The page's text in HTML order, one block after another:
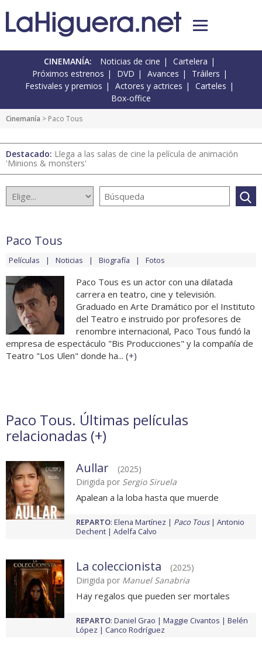
CINEMANÍA: Noticias de cine
Cartelera
Próximos estrenos
DVD Avances
Tráilers
Festivales y premios
Actores y actrices
Carteles
Box-office
Cinemanía > Paco Tous
Destacado: Llega a las salas de cine la película de animación
'Minions & monsters'
Paco Tous
Películas Noticias Biografía Fotos
Paco Tous es un actor con una dilatada
carrera en teatro, cine y televisión.
Graduado en Arte Dramático por el Instituto
del Teatro e instruido por profesores de
renombre internacional, Paco Tous fundó la
empresa de espectáculo "Bis Producciones" y la compañía de
Teatro "Los Ulen" donde ha... (+)
Paco Tous. Últimas películas
relacionadas (+)
Aullar
(2025)
Dirigida por Sergio Siruela
Apalean a la loba hasta que muerde
REPARTO: Elena Martínez Paco Tous
Antonio
Dechent
Adelfa Calvo
La coleccionista
(2025)
Dirigida por Manuel Sanabria
Hay regalos que pueden ser mortales
REPARTO: Daniel Grao Maggie Civantos
Belén
López
Canco Rodríguez